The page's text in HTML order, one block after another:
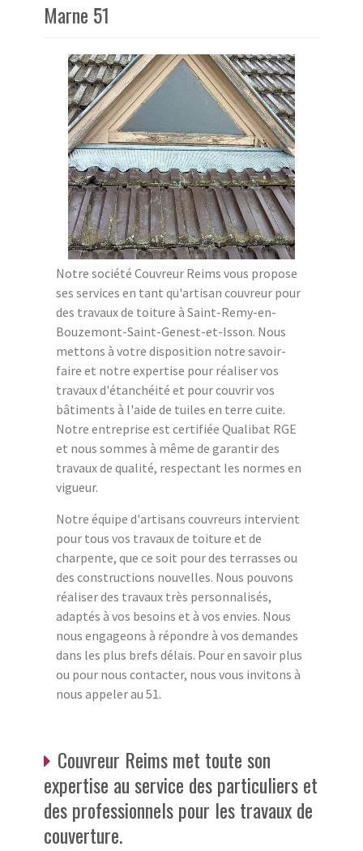
Marne 51
Notre société Couvreur Reims vous propose
ses services en tant qu'artisan couvreur pour
des travaux de toiture à Saint-Remy-en-
Bouzemont-Saint-Genest-et-Isson. Nous
mettons à votre disposition notre savoir-
faire et notre expertise pour réaliser vos
travaux d'étanchéité et pour couvrir vos
bâtiments à l'aide de tuiles en terre cuite.
Notre entreprise est certifiée Qualibat RGE
et nous sommes à même de garantir des
travaux de qualité, respectant les normes en
vigueur.
Notre équipe d'artisans couvreurs intervient
pour tous vos travaux de toiture et de
charpente, que ce soit pour des terrasses ou
des constructions nouvelles. Nous pouvons
réaliser des travaux très personnalisés,
adaptés à vos besoins et à vos envies. Nous
nous engageons à répondre à vos demandes
dans les plus brefs délais. Pour en savoir plus
ou pour nous contacter, nous vous invitons à
nous appeler au 51.
Couvreur Reims met toute son
expertise au service des particuliers et
des professionnels pour les travaux de
couverture.